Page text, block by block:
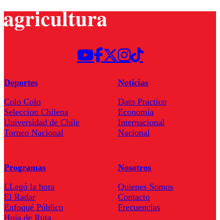
Deportes
Colo Colo
Seleccion Chilena
Universidad de Chile
Torneo Nacional
Noticias
Dato Practico
Economía
Internacional
Nacional
Programas
LLegó la hora
El Radar
Enfoqué Público
Hoja de Ruta
Nosotros
Quienes Somos
Contacto
Frecuencias